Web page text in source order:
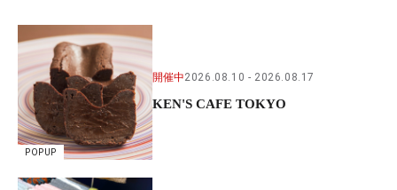
POPUP
開催中2026.08.10 2026.08.17
KEN'S CAFE TOKYO